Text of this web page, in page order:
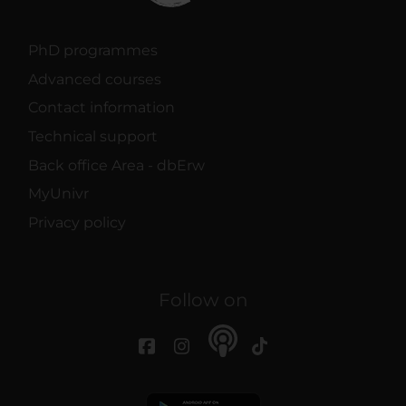
PhD programmes
Advanced courses
Contact information
Technical support
Back office Area - dbErw
MyUnivr
Privacy policy
Follow on